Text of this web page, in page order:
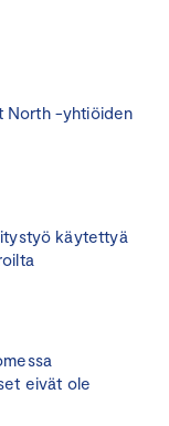
North -yhtiöiden
käytettyä
eivät ole